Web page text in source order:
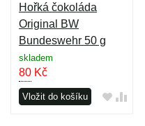
Hořká čokoláda
Original BW
Bundeswehr 50 g
skladem
80 Kč
Vložit do košíku